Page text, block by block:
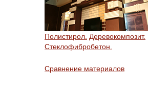
Полистирол. Деревокомпозит.
Стеклофибробетон.
Сравнение материалов